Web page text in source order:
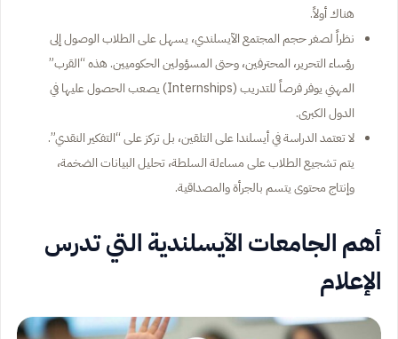
هناك أولاً.
نظراً لصغر حجم المجتمع الآيسلندي، يسهل على الطلاب الوصول إلى
رؤساء التحرير، المحترفين، وحتى المسؤولين الحكوميين. هذه “القرب”
المهني يوفر فرصاً للتدريب (Internships) يصعب الحصول عليها في
الدول الكبرى.
لا تعتمد الدراسة في أيسلندا على التلقين، بل تركز على “التفكير النقدي”.
يتم تشجيع الطلاب على مساءلة السلطة، تحليل البيانات الضخمة،
وإنتاج محتوى يتسم بالجرأة والمصداقية.
أهم الجامعات الآيسلندية التي تدرس
الإعلام